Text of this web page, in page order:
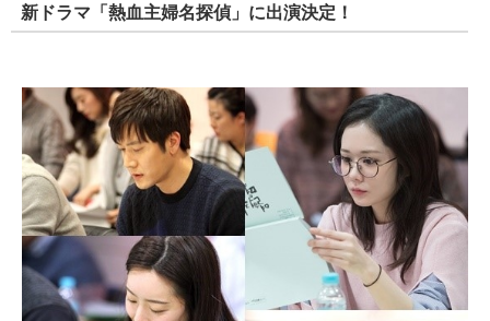
新ドラマ「熱血主婦名探偵」に出演決定！